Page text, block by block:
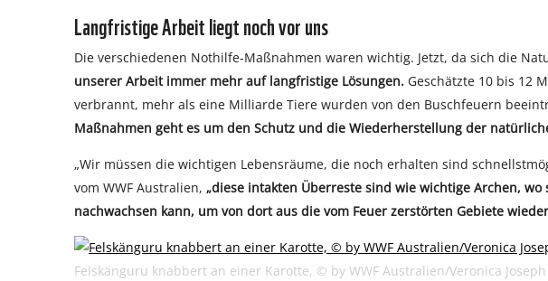
Langfristige Arbeit liegt noch vor uns
Die verschiedenen Nothilfe-Maßnahmen waren wichtig. Jetzt, da sich die
unserer Arbeit immer mehr auf langfristige Lösungen. Geschätzte 10 bis 12
verbrannt, mehr als eine Milliarde Tiere wurden von den Buschfeuern
Maßnahmen geht es um den Schutz und die Wiederherstellung der
„Wir müssen die wichtigen Lebensräume, die noch erhalten sind
vom WWF Australien, „diese intakten Überreste sind wie wichtige Archen,
nachwachsen kann, um von dort aus die vom Feuer zerstörten Gebiete
Felskänguru knabbert an einer Karotte, © by WWF Australien/Veronica Joseph